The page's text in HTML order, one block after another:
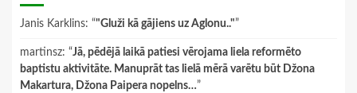
Janis Karklins: “"Gluži kā gājiens uz Aglonu.."”
martinsz: “Jā, pēdējā laikā patiesi vērojama liela reformēto
baptistu aktivitāte. Manuprāt tas lielā mērā varētu būt Džona
Makartura, Džona Paipera nopelns…”